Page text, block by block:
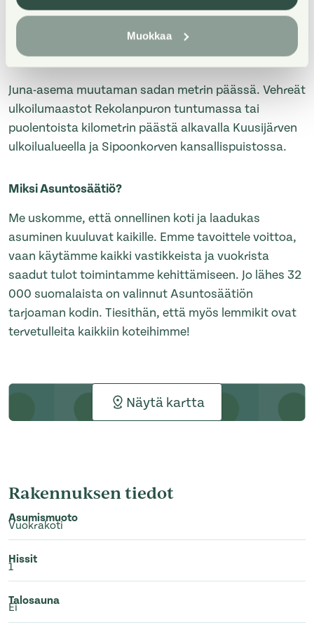
Muokkaa
lähellä. Asunnot ovat 2-3 huoneen ja erillisen keittiön
huoneistoja, joissa on oma sauna. Osassa asuntoja
lasitettu parveke tai pieni piha.
Juna-asema muutaman sadan metrin päässä. Vehreät
ulkoilumaastot Rekolanpuron tuntumassa tai
puolentoista kilometrin päästä alkavalla Kuusijärven
ulkoilualueella ja Sipoonkorven kansallispuistossa.
Miksi Asuntosäätiö?
Me uskomme, että onnellinen koti ja laadukas
asuminen kuuluvat kaikille. Emme tavoittele voittoa,
vaan käytämme kaikki vastikkeista ja vuokrista
saadut tulot toimintamme kehittämiseen. Jo lähes 32
000 suomalaista on valinnut Asuntosäätiön
tarjoaman kodin. Tiesithän, että myös lemmikit ovat
tervetulleita kaikkiin koteihimme!
Näytä kartta
Rakennuksen tiedot
Asumismuoto
Vuokrakoti
Hissit
1
Talosauna
Ei